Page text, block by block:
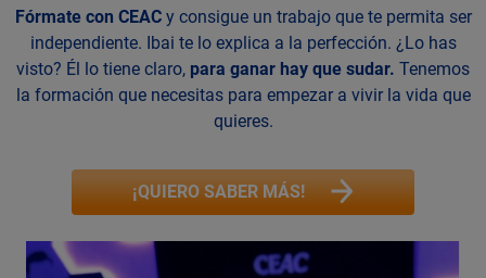
Fórmate con CEACy consigue un trabajo que te permita ser
independiente. Ibai te lo explica a la perfección. ¿Lo has
visto? Él lo tiene claro, para ganar hay que sudar. Tenemos
la formación que necesitas para empezar a vivir la vida que
quieres.
¡QUIERO SABER MÁS!